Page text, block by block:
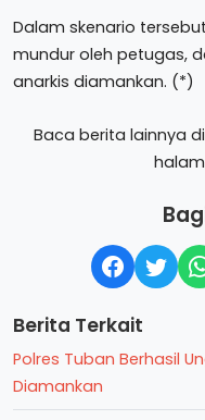
Dalam skenario
mundur oleh petugas,
anarkis diamankan. (*)
Baca berita lainnya di
Berita Terkait
Polres Tuban Berhasil
Diamankan